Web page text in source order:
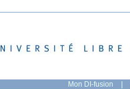
Mon DI-fusion |